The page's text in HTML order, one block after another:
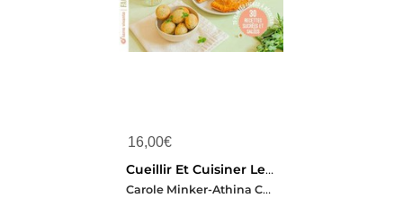
16,00€
Cueillir Et Cuisiner Les Plantes Sauvages En Famille : 25 Plantes Faciles A Recolter 30 Recettes Sucrees Et Salees
Carole Minker-Athina Canevet